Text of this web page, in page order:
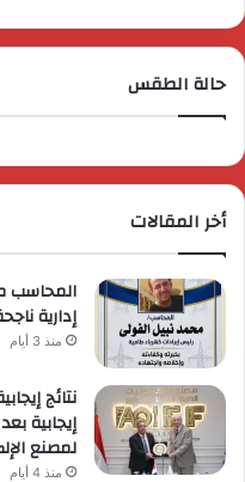
حالة الطقس
أخر المقالات
المحاسب
إدارية
منذ 3 أيام
نتائج
إيجابية
لمصنع
منذ 4 أيام